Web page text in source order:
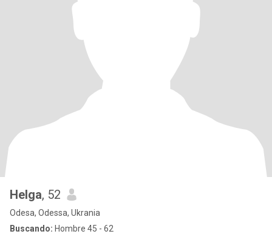
Helga, 52
Odesa, Odessa, Ukrania
Buscando: Hombre 45 - 62